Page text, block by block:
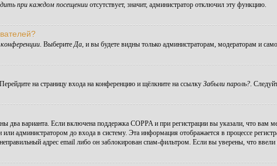
при каждом посещении отсутствует, значит, администратор отключил эту функцию.
. ВыберитеДа, и вы будете видны только администраторам, модераторам и
на страницу входа на конференцию и щёлкните на ссылку Забыли пароль?.
два варианта. Если включена поддержка COPPA и при регистрации вы указали, что вам
администратором до входа в систему. Эта информация отображается в процессе
адрес email либо он заблокирован спам-фильтром. Если вы уверены, что ввели